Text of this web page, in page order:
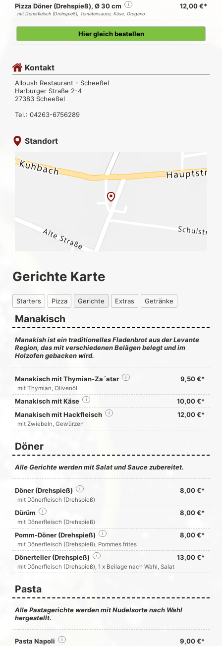
Pizza Döner (Drehspieß), Ø 30 cm i 12,00 €*
mit Dönerfleisch (Drehspieß), Tomatensauce, Käse, Oregano
Hier gleich bestellen
Kontakt
Alloush Restaurant - Scheeßel
Harburger Straße 2-4
27383 Scheeßel
Tel.: 04263-6756289
Standort
Gerichte Karte
Starters Pizza Gerichte Extras Getränke
Manakisch
Manakish ist ein traditionelles Fladenbrot aus der Levante
Region, das mit verschiedenen Belägen belegt und im
Holzofen gebacken wird.
Manakisch mit Thymian-Za´atar 9,50 €*
i
mit Thymian, Olivenöl
Manakisch mit Käse 10,00 €*
i
Manakisch mit Hackfleisch 12,00 €*
i
mit Zwiebeln, Gewürzen
Döner
Alle Gerichte werden mit Salat und Sauce zubereitet.
Döner (Drehspieß) 8,00 €*
i
mit Dönerfleisch (Drehspieß)
Dürüm 8,00 €*
i
mit Dönerfleisch (Drehspieß)
Pomm-Döner (Drehspieß) 8,00 €*
i
mit Dönerfleisch (Drehspieß), Pommes frites
Dönerteller (Drehspieß) 13,00 €*
i
mit Dönerfleisch (Drehspieß), 1 x Beilage nach Wahl, Salat
Pasta
Alle Pastagerichte werden mit Nudelsorte nach Wahl
hergestellt.
Pasta Napoli 9,00 €*
i